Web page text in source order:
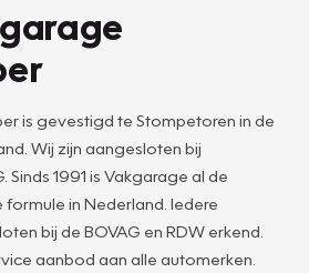
is gevestigd te Stompetoren in de
Wij zijn aangesloten bij
Sinds 1991 is Vakgarage al de
in Nederland. Iedere
bij de BOVAG en RDW erkend.
aanbod aan alle automerken.